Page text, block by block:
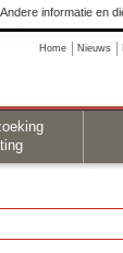
Andere informatie en
Home Nieuws